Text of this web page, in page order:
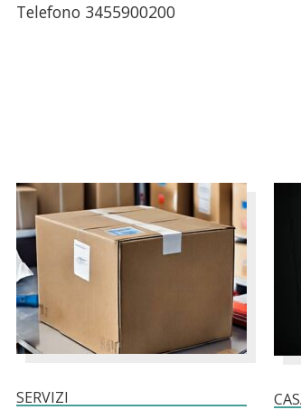
Telefono 3455900200
SERVIZI